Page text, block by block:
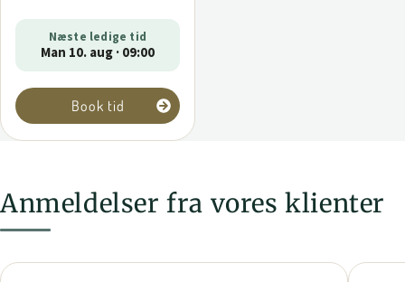
Næste ledige tid
Man 10. aug · 09:00
Book tid
Anmeldelser fra vores klienter